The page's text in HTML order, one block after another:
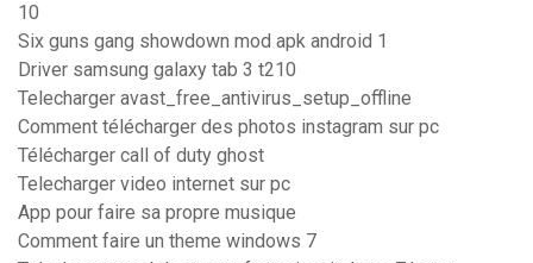
10
Six guns gang showdown mod apk android 1
Driver samsung galaxy tab 3 t210
Telecharger avast_free_antivirus_setup_offline
Comment télécharger des photos instagram sur pc
Télécharger call of duty ghost
Telecharger video internet sur pc
App pour faire sa propre musique
Comment faire un theme windows 7